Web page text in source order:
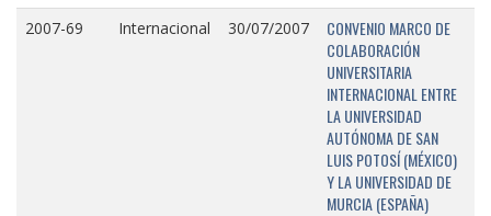
2007-69 Internacional 30/07/2007
CONVENIO MARCO DE
COLABORACIÓN
UNIVERSITARIA
INTERNACIONAL ENTRE
LA UNIVERSIDAD
AUTÓNOMA DE SAN
LUIS POTOSÍ (MÉXICO)
Y LA UNIVERSIDAD DE
MURCIA (ESPAÑA)